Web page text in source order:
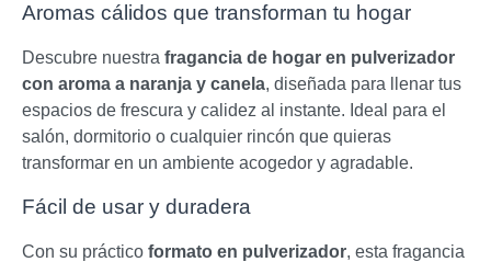
Aromas cálidos que transforman tu hogar
Descubre nuestra fragancia de hogar en pulverizador
con aroma a naranja y canela, diseñada para llenar tus
espacios de frescura y calidez al instante. Ideal para el
salón, dormitorio o cualquier rincón que quieras
transformar en un ambiente acogedor y agradable.
Fácil de usar y duradera
Con su práctico formato en pulverizador, esta fragancia